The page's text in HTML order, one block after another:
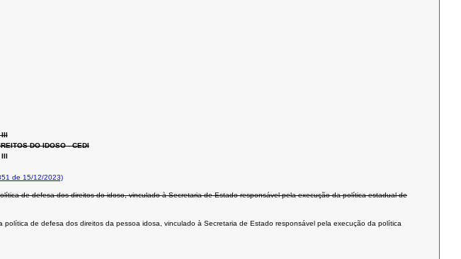
III
DO IDOSO - CEDI
III
de 15/12/2023)
de defesa dos direitos do idoso, vinculado à Secretaria de Estado responsável pela execução da política estadual de
de defesa dos direitos da pessoa idosa, vinculado à Secretaria de Estado responsável pela execução da política